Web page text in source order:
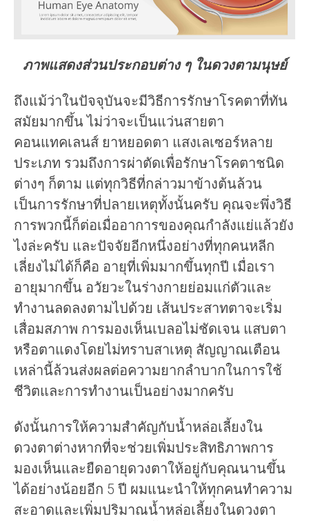
ภาพแสดงส่วนประกอบต่าง ๆ ในดวงตามนุษย์
ถึงแม้ว่าในปัจจุบันจะมีวิธีการรักษาโรคตาที่ทัน
สมัยมากขึ้น ไม่ว่าจะเป็นแว่นสายตา
คอนแทคเลนส์ ยาหยอดตา แสงเลเซอร์หลาย
ประเภท รวมถึงการผ่าตัดเพื่อรักษาโรคตาชนิด
ต่างๆ ก็ตาม แต่ทุกวิธีที่กล่าวมาข้างต้นล้วน
เป็นการรักษาที่ปลายเหตุทั้งนั้นครับ คุณจะพึ่งวิธี
การพวกนี้ก็ต่อเมื่ออาการของคุณกำลังแย่แล้วยัง
ไงล่ะครับ และปัจจัยอีกหนึ่งอย่างที่ทุกคนหลีก
เลี่ยงไม่ได้ก็คือ อายุที่เพิ่มมากขึ้นทุกปี เมื่อเรา
อายุมากขึ้น อวัยวะในร่างกายย่อมแก่ตัวและ
ทำงานลดลงตามไปด้วย เส้นประสาทตาจะเริ่ม
เสื่อมสภาพ การมองเห็นเบลอไม่ชัดเจน แสบตา
หรือตาแดงโดยไม่ทราบสาเหตุ สัญญาณเตือน
เหล่านี้ล้วนส่งผลต่อความยากลำบากในการใช้
ชีวิตและการทำงานเป็นอย่างมากครับ
ดังนั้นการให้ความสำคัญกับน้ำหล่อเลี้ยงใน
ดวงตาต่างหากที่จะช่วยเพิ่มประสิทธิภาพการ
มองเห็นและยืดอายุดวงตาให้อยู่กับคุณนานขึ้น
ได้อย่างน้อยอีก 5 ปี ผมแนะนำให้ทุกคนทำความ
สะอาดและเพิ่มปริมาณน้ำหล่อเลี้ยงในดวงตา